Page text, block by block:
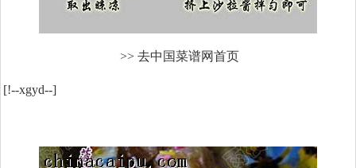
>> 去中国菜谱网首页
[!--xgyd--]